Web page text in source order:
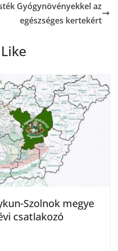
Gyógynövényekkel az
egészséges kertekért
Szolnok megye
csatlakozó